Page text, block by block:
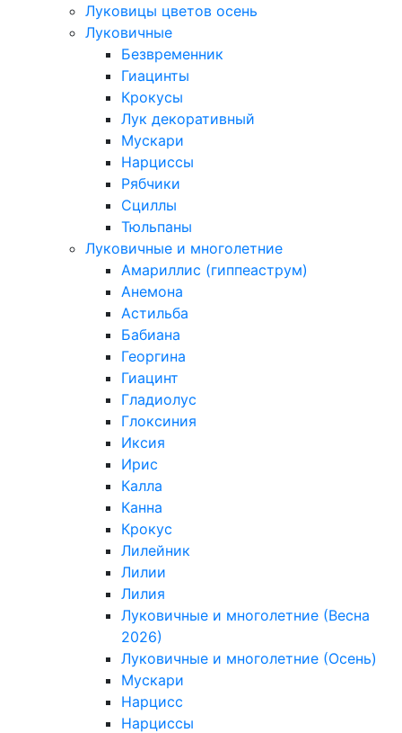
Луковицы цветов осень
Луковичные
Безвременник
Гиацинты
Крокусы
Лук декоративный
Мускари
Нарциссы
Рябчики
Сциллы
Тюльпаны
Луковичные и многолетние
Амариллис (гиппеаструм)
Анемона
Астильба
Бабиана
Георгина
Гиацинт
Гладиолус
Глоксиния
Иксия
Ирис
Калла
Канна
Крокус
Лилейник
Лилии
Лилия
Луковичные и многолетние (Весна
2026)
Луковичные и многолетние (Осень)
Мускари
Нарцисс
Нарциссы